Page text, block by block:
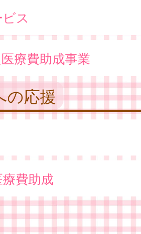
ス
療費助成事業
の応援
費助成